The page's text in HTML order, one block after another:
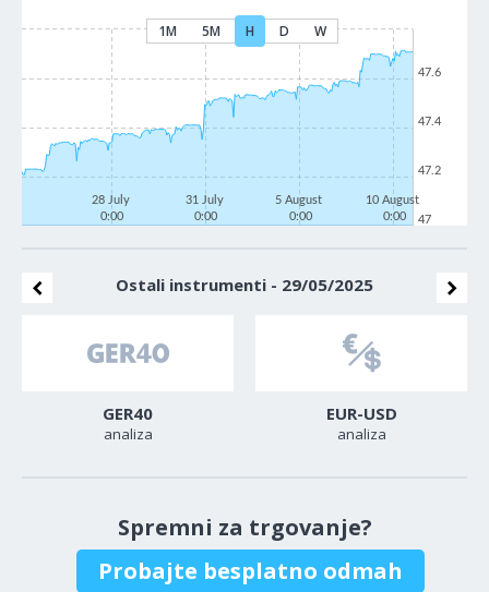
1M 5M H D W
28 July
0:00
31 July
0:00
5 August
0:00
10 August
0:00
47
47.2
47.4
47.6
Ostali instrumenti - 29/05/2025
GER40
analiza
EUR-USD
analiza
Spremni za trgovanje?
Probajte besplatno odmah